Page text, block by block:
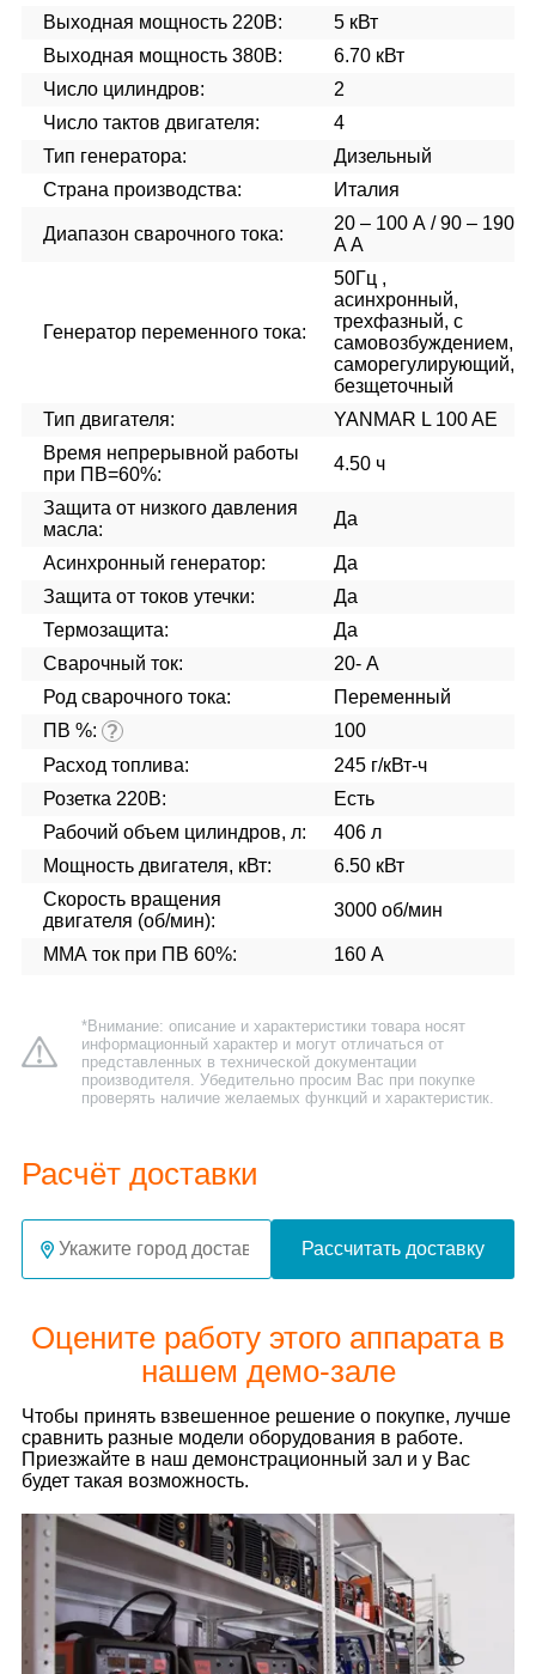
Выходная мощность 220В:
5 кВт
Выходная мощность 380В:
6.70 кВт
Число цилиндров:
2
Число тактов двигателя:
4
Тип генератора:
Дизельный
Страна производства:
Италия
Диапазон сварочного тока:
20 – 100 А / 90 – 190
A А
Генератор переменного тока:
50Гц ,
асинхронный,
трехфазный, с
самовозбуждением,
саморегулирующий,
безщеточный
Тип двигателя:
YANMAR L 100 AE
Время непрерывной работы
при ПВ=60%:
4.50 ч
Защита от низкого давления
масла:
Да
Асинхронный генератор:
Да
Защита от токов утечки:
Да
Термозащита:
Да
Сварочный ток:
20- А
Род сварочного тока:
Переменный
ПВ %: ?
100
Расход топлива:
245 г/кВт-ч
Розетка 220В:
Есть
Рабочий объем цилиндров, л:
406 л
Мощность двигателя, кВт:
6.50 кВт
Скорость вращения
двигателя (об/мин):
3000 об/мин
ММА ток при ПВ 60%: 160 А
*Внимание: описание и характеристики товара носят
информационный характер и могут отличаться от
представленных в технической документации
производителя. Убедительно просим Вас при покупке
проверять наличие желаемых функций и характеристик.
Расчёт доставки
Рассчитать доставку
Оцените работу этого аппарата в
нашем демо-зале
Чтобы принять взвешенное решение о покупке, лучше
сравнить разные модели оборудования в работе.
Приезжайте в наш демонстрационный зал и у Вас
будет такая возможность.